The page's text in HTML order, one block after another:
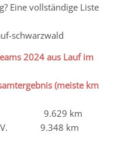
Eine vollständige Liste
schwarzwald
2024 aus Lauf im
(meiste km
V. 9.629 km
V. 9.348 km